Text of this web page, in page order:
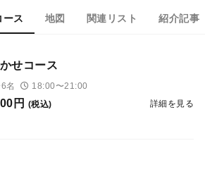
ース 地図 関連リスト 紹介記事
せコース
名 18:00〜21:00
円 (税込) 詳細を見る